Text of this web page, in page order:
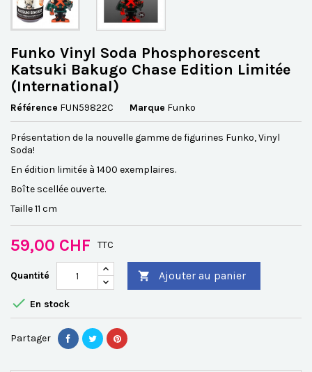
Funko Vinyl Soda Phosphorescent
Katsuki Bakugo Chase Edition Limitée
(International)
Référence FUN59822C Marque Funko
Présentation de la nouvelle gamme de figurines Funko, Vinyl
Soda!
En édition limitée à 1400 exemplaires.
Boîte scellée ouverte.
Taille 11 cm
59,00 CHF TTC
Quantité  Ajouter au panier
 En stock
Partager